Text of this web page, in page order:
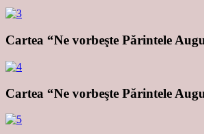
Cartea “Ne vorbeşte Părintele
Cartea “Ne vorbeşte Părintele